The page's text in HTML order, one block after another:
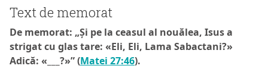
Text de memorat
De memorat: „Și pe la ceasul al nouălea, Isus a
strigat cu glas tare: «Eli, Eli, Lama Sabactani?»
Adică: «___?»” (Matei 27:46).